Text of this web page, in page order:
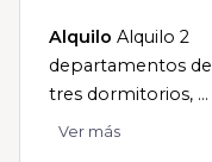
Alquilo Alquilo 2
departamentos de
tres dormitorios, ...
Ver más